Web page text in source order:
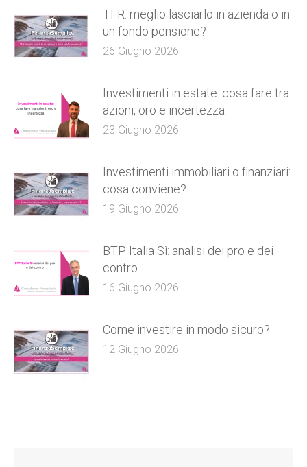
TFR: meglio lasciarlo in azienda o in
un fondo pensione?
26 Giugno 2026
Investimenti in estate: cosa fare tra
azioni, oro e incertezza
23 Giugno 2026
Investimenti immobiliari o finanziari:
cosa conviene?
19 Giugno 2026
BTP Italia Sì: analisi dei pro e dei
contro
16 Giugno 2026
Come investire in modo sicuro?
12 Giugno 2026